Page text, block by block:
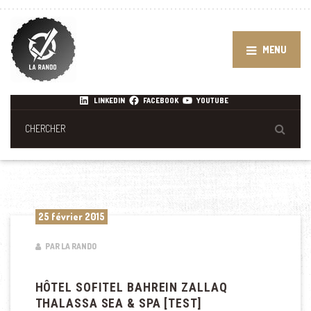
MENU
LINKEDIN FACEBOOK YOUTUBE
25 février 2015
PAR LA RANDO
HÔTEL SOFITEL BAHREIN ZALLAQ
THALASSA SEA & SPA [TEST]